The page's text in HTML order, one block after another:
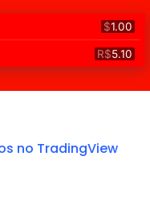
no TradingView